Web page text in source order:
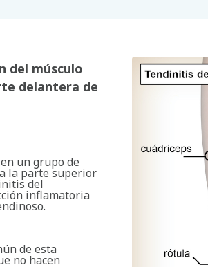
del músculo
delantera de
un grupo de
la parte superior
del
inflamatoria
de esta
no hacen